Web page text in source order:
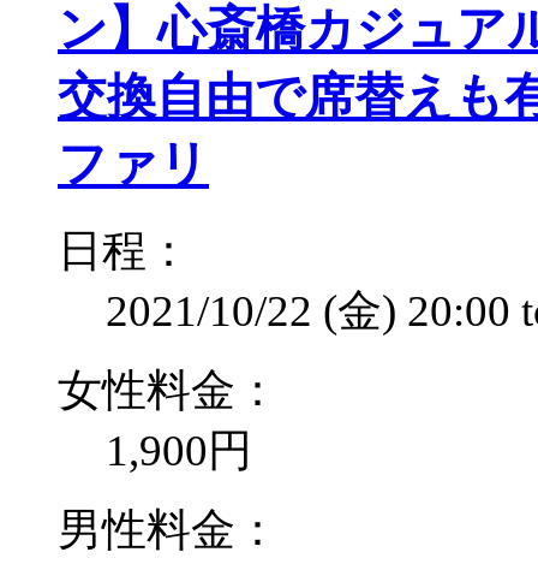
ン】心斎橋カジュア
交換自由で席替えも
ファリ
日程：
2021/10/22 (金) 20:00
女性料金：
1,900円
男性料金：